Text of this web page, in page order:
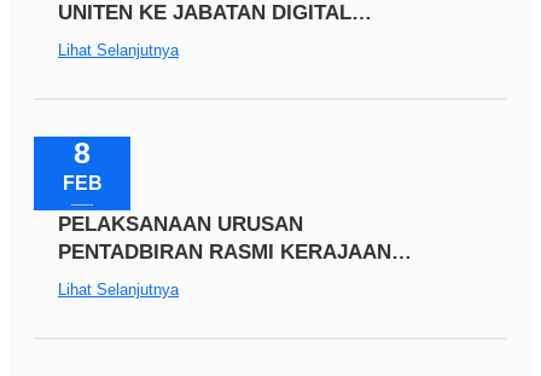
UNITEN KE JABATAN DIGITAL
NEGARA
Lihat Selanjutnya
8
FEB
PELAKSANAAN URUSAN
PENTADBIRAN RASMI KERAJAAN
SECARA DIGITAL SEPENUHNYA
Lihat Selanjutnya